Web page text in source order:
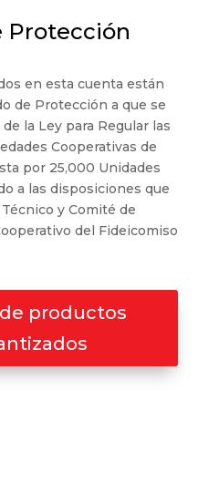
Protección
en esta cuenta están
de Protección a que se
la Ley para Regular las
Cooperativas de
por 25,000 Unidades
a las disposiciones que
y Comité de
del Fideicomiso
productos